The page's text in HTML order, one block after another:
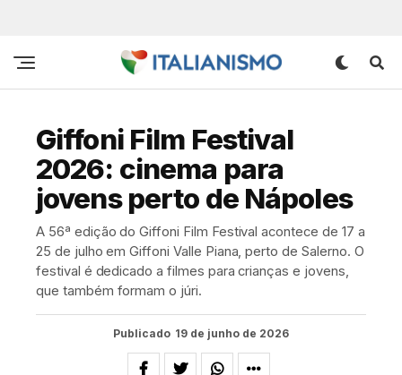
Giffoni Film Festival
2026: cinema para
jovens perto de Nápoles
A 56ª edição do Giffoni Film Festival acontece de 17 a
25 de julho em Giffoni Valle Piana, perto de Salerno. O
festival é dedicado a filmes para crianças e jovens,
que também formam o júri.
Publicado 19 de junho de 2026